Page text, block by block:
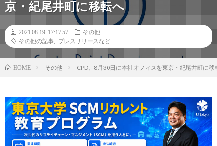
京・紀尾井町に移転へ
2021.08.19 17:17:57
その他
その他の記事
プレスリリースなど
HOME その他 CPD、8月30日に本社オフィスを東京・紀尾井町に移